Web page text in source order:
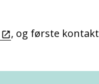
, og første kontakt